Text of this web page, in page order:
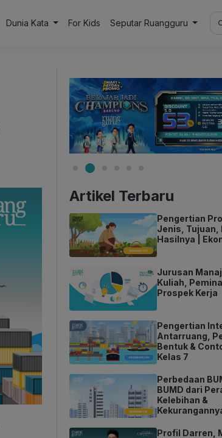
Dunia Kata For Kids Seputar Ruangguru
for:
Artikel Terbaru
Pengertian
Jenis, Tujuan,
Hasilnya |
Jurusan
Kuliah,
Prospek Kerja
Pengertian
Antarruang,
Bentuk &
Kelas 7
Perbedaan
BUMD dari
Kelebihan &
Profil Darren,